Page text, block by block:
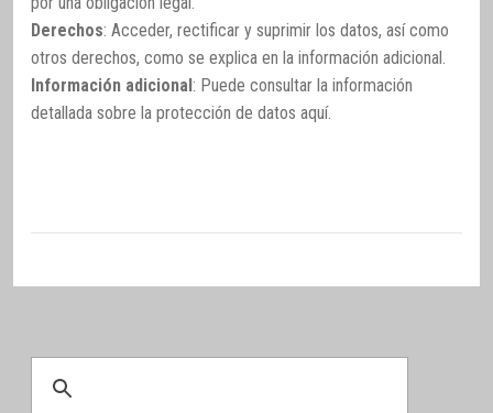
Derechos: Acceder, rectificar y suprimir los datos, así como
otros derechos, como se explica en la información adicional.
Información adicional: Puede consultar la información
detallada sobre la protección de datos aquí.